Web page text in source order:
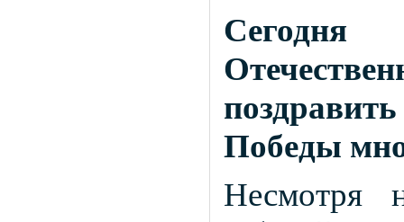
Победы